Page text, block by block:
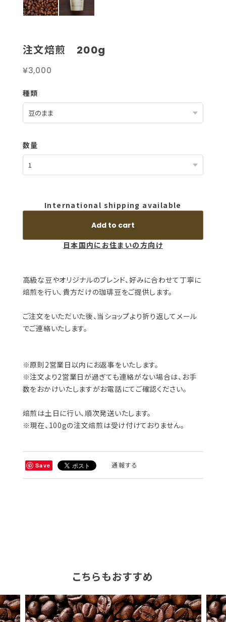
注文焙煎 200g
¥3,000
種類
数量
International shipping available
Add to cart
日本国内にお住まいの方向け
高級な豆やオリジナルのブレンド、好みに合わせて丁寧に
焙煎を行い、貴方だけの珈琲豆をご提供します。
ご注文をいただいた後、当ショップより折り返してメール
でご連絡いたします。
※原則2営業日以内にお返事をいたします。
※注文より2営業日が過ぎても連絡がない場合は、お手
数をおかけいたしますがお電話にてご確認ください。
焙煎は土日に行い、順次発送いたします。
※現在、100gの注文焙煎は受け付けておりません。
Save 通報する
こちらもおすすめ